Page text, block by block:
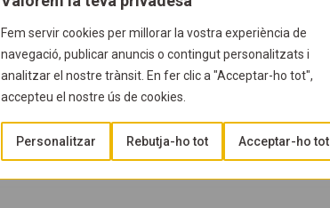
Fem servir cookies per millorar la vostra experiència de
navegació, publicar anuncis o contingut personalitzats i
analitzar el nostre trànsit. En fer clic a "Acceptar-ho tot",
accepteu el nostre ús de cookies.
Personalitzar Rebutja-ho tot Acceptar-ho tot